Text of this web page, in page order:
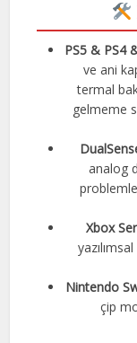
PS5 & PS4
ve ani
termal
gelmeme
analog
Xbox
Nintendo
çip